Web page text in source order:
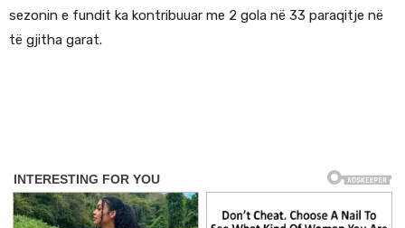
sezonin e fundit ka kontribuuar me 2 gola në 33 paraqitje në
të gjitha garat.